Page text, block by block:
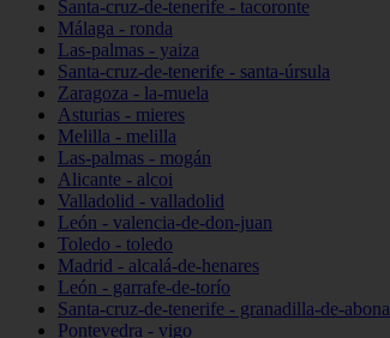
Santa-cruz-de-tenerife - tacoronte
Málaga - ronda
Las-palmas - yaiza
Santa-cruz-de-tenerife - santa-úrsula
Zaragoza - la-muela
Asturias - mieres
Melilla - melilla
Las-palmas - mogán
Alicante - alcoi
Valladolid - valladolid
León - valencia-de-don-juan
Toledo - toledo
Madrid - alcalá-de-henares
León - garrafe-de-torío
Santa-cruz-de-tenerife - granadilla-de-abona
Pontevedra - vigo